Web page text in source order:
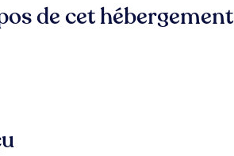
de cet hébergement